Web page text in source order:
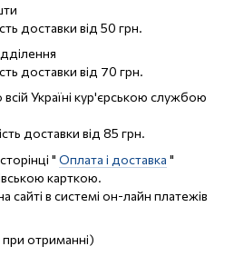
доставки від 50 грн.
доставки від 70 грн.
Україні кур'єрською службою
доставки від 85 грн.
" Оплата і доставка "
карткою.
сайті в системі он-лайн платежів
при отриманні)